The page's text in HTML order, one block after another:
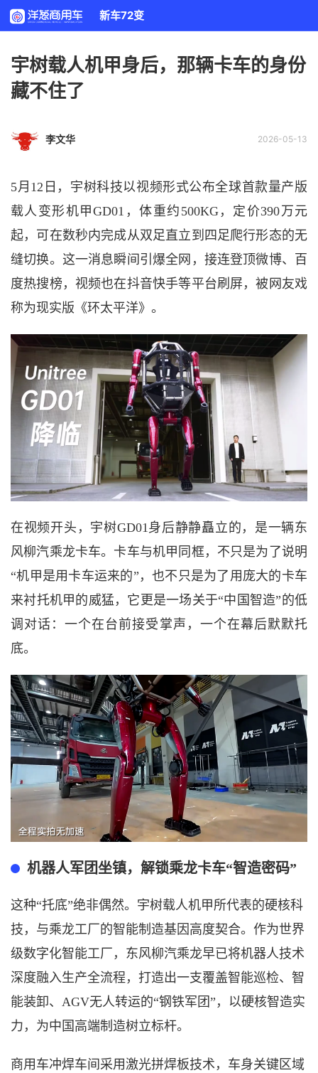
新车72变
宇树载人机甲身后，那辆卡车的身份
藏不住了
2026-05-13
李文华
5月12日，宇树科技以视频形式公布全球首款量产版
载人变形机甲GD01，体重约500KG，定价390万元
起，可在数秒内完成从双足直立到四足爬行形态的无
缝切换。这一消息瞬间引爆全网，接连登顶微博、百
度热搜榜，视频也在抖音快手等平台刷屏，被网友戏
称为现实版《环太平洋》。
在视频开头，宇树GD01身后静静矗立的，是一辆东
风柳汽乘龙卡车。卡车与机甲同框，不只是为了说明
“机甲是用卡车运来的”，也不只是为了用庞大的卡车
来衬托机甲的威猛，它更是一场关于“中国智造”的低
调对话：一个在台前接受掌声，一个在幕后默默托
底。
机器人军团坐镇，解锁乘龙卡车“智造密码”
这种“托底”绝非偶然。宇树载人机甲所代表的硬核科
技，与乘龙工厂的智能制造基因高度契合。作为世界
级数字化智能工厂，东风柳汽乘龙早已将机器人技术
深度融入生产全流程，打造出一支覆盖智能巡检、智
能装卸、AGV无人转运的“钢铁军团”，以硬核智造实
力，为中国高端制造树立标杆。
商用车冲焊车间采用激光拼焊板技术，车身关键区域